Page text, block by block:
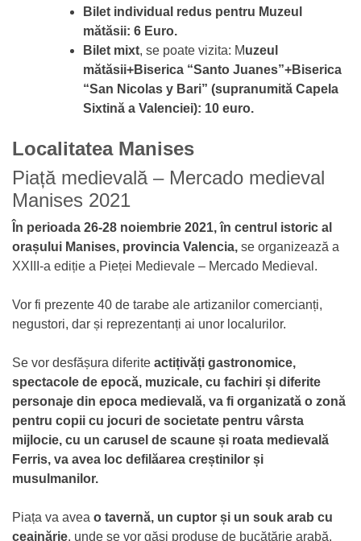
Bilet individual redus pentru Muzeul
mătăsii: 6 Euro.
Bilet mixt, se poate vizita: Muzeul
mătăsii+Biserica “Santo Juanes”+Biserica
“San Nicolas y Bari” (supranumită Capela
Sixtină a Valenciei): 10 euro.
Localitatea Manises
Piață medievală – Mercado medieval
Manises 2021
În perioada 26-28 noiembrie 2021, în centrul istoric al
orașului Manises, provincia Valencia, se organizează a
XXIII-a ediție a Pieței Medievale – Mercado Medieval.
Vor fi prezente 40 de tarabe ale artizanilor comercianți,
negustori, dar și reprezentanți ai unor localurilor.
Se vor desfășura diferite actițivăți gastronomice,
spectacole de epocă, muzicale, cu fachiri și diferite
personaje din epoca medievală, va fi organizată o zonă
pentru copii cu jocuri de societate pentru vârsta
mijlocie, cu un carusel de scaune și roata medievală
Ferris, va avea loc defilăarea creștinilor și
musulmanilor.
Piața va avea o tavernă, un cuptor și un souk arab cu
ceainărie, unde se vor găsi produse de bucătărie arabă.